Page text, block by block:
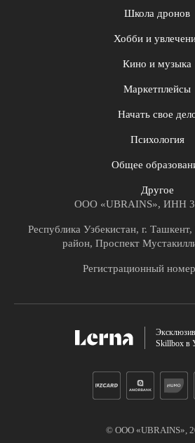
Школа дронов
Хобби и
Кино и музыка
Маркетплейсы
Начать свое
Психология
Общее
Другое
ООО «UBRAINS», ИНН
Республика Узбекистан, г.
район, Проспект
Регистрационный
Skillbox в
© ООО «UBRAINS»,